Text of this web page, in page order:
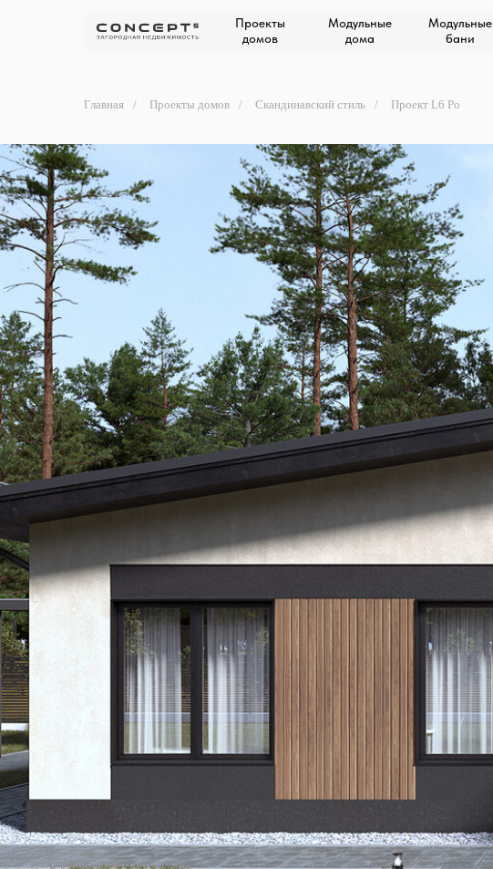
Проекты
домов
Модульные
бани
Модульные
дома
Главная / Проекты домов / Скандинавский стиль / Проект L6 Ро